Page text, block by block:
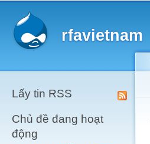
rfavietnam
Lấy tin RSS
Chủ đề đang hoạt
động